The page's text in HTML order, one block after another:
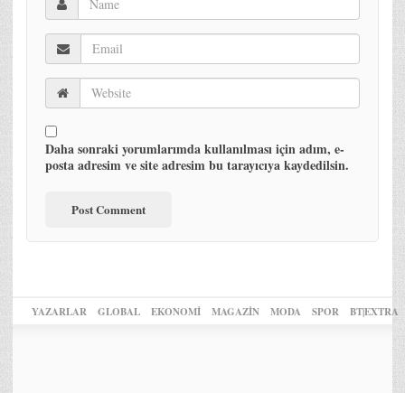
Daha sonraki yorumlarımda kullanılması için adım, e-
posta adresim ve site adresim bu tarayıcıya kaydedilsin.
YAZARLAR GLOBAL EKONOMİ MAGAZİN MODA SPOR BT|EXTRA